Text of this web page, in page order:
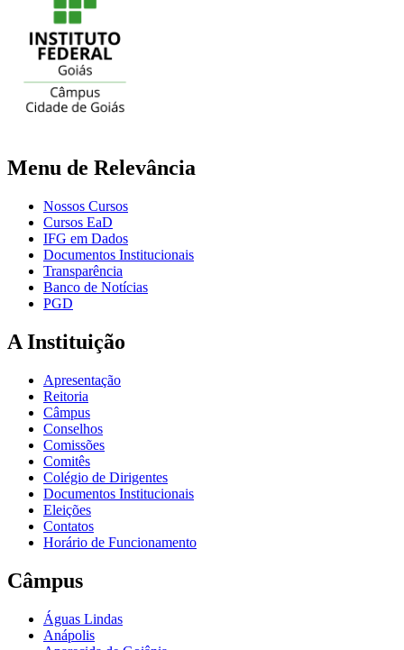
Menu de Relevância
Nossos Cursos
Cursos EaD
IFG em Dados
Documentos Institucionais
Transparência
Banco de Notícias
PGD
A Instituição
Apresentação
Reitoria
Câmpus
Conselhos
Comissões
Comitês
Colégio de Dirigentes
Documentos Institucionais
Eleições
Contatos
Horário de Funcionamento
Câmpus
Águas Lindas
Anápolis